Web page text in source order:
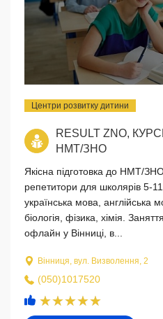
Центри розвитку дитини
RESULT ZNO,
НМТ/ЗНО
Якісна підготовка до НМТ/ЗНО
репетитори для школярів 5-
українська мова, англійська
біологія, фізика, хімія.
офлайн у Вінниці, в...
Вінниця, вул. Визволення, 2
(050)1017520